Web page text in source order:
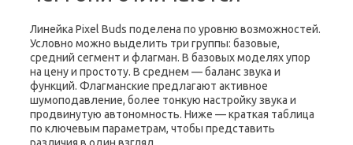
Линейка Pixel Buds поделена по уровню возможностей.
Условно можно выделить три группы: базовые,
средний сегмент и флагман. В базовых моделях упор
на цену и простоту. В среднем — баланс звука и
функций. Флагманские предлагают активное
шумоподавление, более тонкую настройку звука и
продвинутую автономность. Ниже — краткая таблица
по ключевым параметрам, чтобы представить